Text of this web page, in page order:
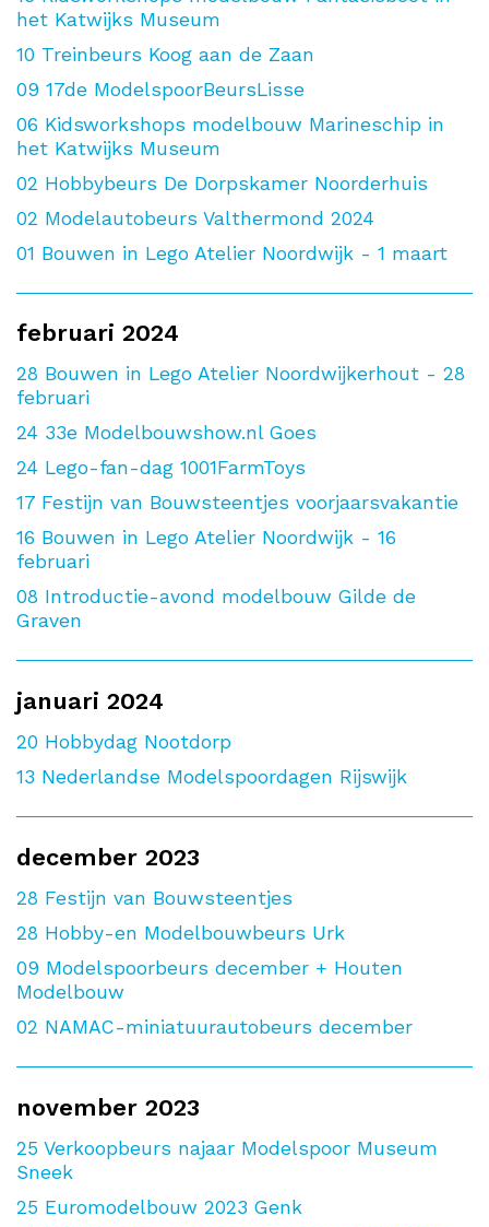
het Katwijks Museum
10 Treinbeurs Koog aan de Zaan
09 17de ModelspoorBeursLisse
06 Kidsworkshops modelbouw Marineschip in
het Katwijks Museum
02 Hobbybeurs De Dorpskamer Noorderhuis
02 Modelautobeurs Valthermond 2024
01 Bouwen in Lego Atelier Noordwijk - 1 maart
februari 2024
28 Bouwen in Lego Atelier Noordwijkerhout - 28
februari
24 33e Modelbouwshow.nl Goes
24 Lego-fan-dag 1001FarmToys
17 Festijn van Bouwsteentjes voorjaarsvakantie
16 Bouwen in Lego Atelier Noordwijk - 16
februari
08 Introductie-avond modelbouw Gilde de
Graven
januari 2024
20 Hobbydag Nootdorp
13 Nederlandse Modelspoordagen Rijswijk
december 2023
28 Festijn van Bouwsteentjes
28 Hobby-en Modelbouwbeurs Urk
09 Modelspoorbeurs december + Houten
Modelbouw
02 NAMAC-miniatuurautobeurs december
november 2023
25 Verkoopbeurs najaar Modelspoor Museum
Sneek
25 Euromodelbouw 2023 Genk